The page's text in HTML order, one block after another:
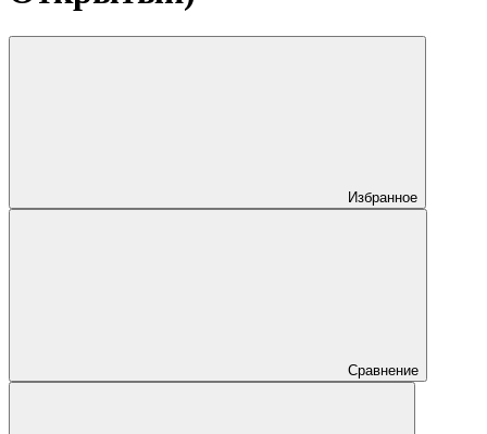
Избранное
Сравнение